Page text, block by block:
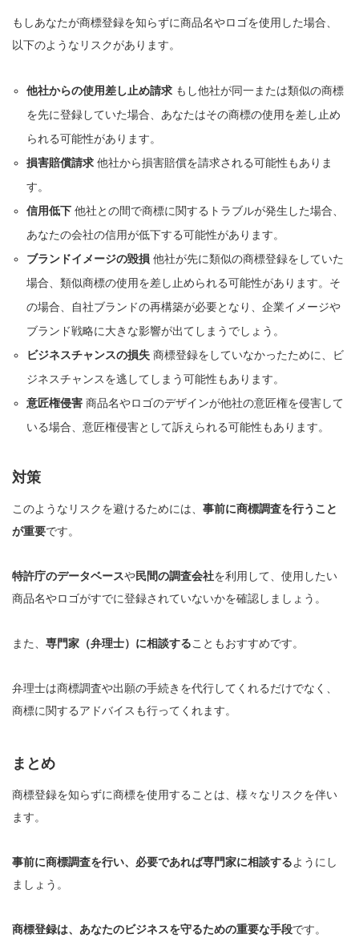
もしあなたが商標登録を知らずに商品名やロゴを使用した場合、
以下のようなリスクがあります。
他社からの使用差し止め請求 もし他社が同一または類似の商標
を先に登録していた場合、あなたはその商標の使用を差し止め
られる可能性があります。
損害賠償請求 他社から損害賠償を請求される可能性もありま
す。
信用低下 他社との間で商標に関するトラブルが発生した場合、
あなたの会社の信用が低下する可能性があります。
ブランドイメージの毀損 他社が先に類似の商標登録をしていた
場合、類似商標の使用を差し止められる可能性があります。そ
の場合、自社ブランドの再構築が必要となり、企業イメージや
ブランド戦略に大きな影響が出てしまうでしょう。
ビジネスチャンスの損失 商標登録をしていなかったために、ビ
ジネスチャンスを逃してしまう可能性もあります。
意匠権侵害 商品名やロゴのデザインが他社の意匠権を侵害して
いる場合、意匠権侵害として訴えられる可能性もあります。
対策
このようなリスクを避けるためには、 事前に商標調査を行うこと
が重要です。
特許庁のデータベースや民間の調査会社を利用して、使用したい
商品名やロゴがすでに登録されていないかを確認しましょう。
また、 専門家（弁理士）に相談することもおすすめです。
弁理士は商標調査や出願の手続きを代行してくれるだけでなく、
商標に関するアドバイスも行ってくれます。
まとめ
商標登録を知らずに商標を使用することは、様々なリスクを伴い
ます。
事前に商標調査を行い、必要であれば専門家に相談するようにし
ましょう。
商標登録は、あなたのビジネスを守るための重要な手段です。